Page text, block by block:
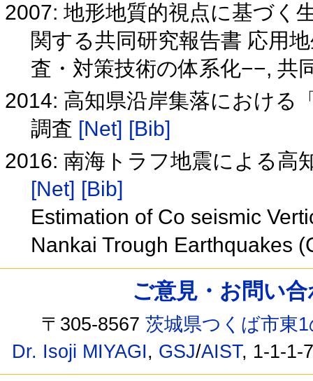
2007: 地形地質的視点に基づく
関する共同研究報告書 応用
査・対策技術の体系化−−, 共
2014: 高知県沿岸集落における
調査 [Net] [Bib]
2016: 南海トラフ地震による高
[Net] [Bib]
Estimation of Co seismic
Nankai Trough Earthquakes
ご意見・お問い
〒305-8567茨城県つくば市東
Dr. Isoji MIYAGI, GSJ/AIST, 1-1-1-